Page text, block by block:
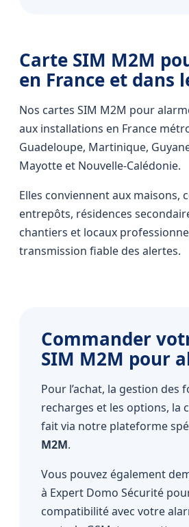
Carte SIM M2M
en France et dans
Nos cartes SIM M2M pour
aux installations en France
Guadeloupe, Martinique,
Mayotte et Nouvelle-Calédonie.
Elles conviennent aux maisons,
entrepôts, résidences
chantiers et locaux
transmission fiable des alertes.
Commander
SIM M2M pour
Pour l’achat, la gestion des
recharges et les options, la
fait via notre plateforme
M2M.
Vous pouvez également
à Expert Domo Sécurité
compatibilité avec votre